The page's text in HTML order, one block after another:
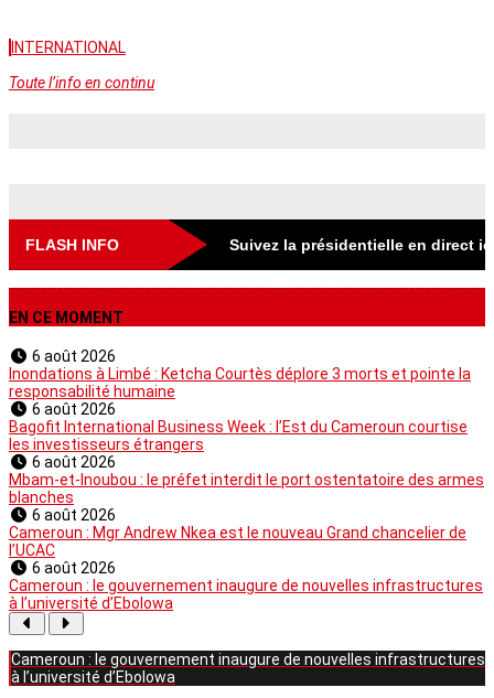
INTERNATIONAL
Toute l’info en continu
FLASH INFO Suivez la présidentielle en direct
EN CE MOMENT
6 août 2026
Inondations à Limbé : Ketcha Courtès déplore 3 morts et pointe la
responsabilité humaine
6 août 2026
Bagofit International Business Week : l’Est du Cameroun courtise
les investisseurs étrangers
6 août 2026
Mbam-et-Inoubou : le préfet interdit le port ostentatoire des armes
blanches
6 août 2026
Cameroun : Mgr Andrew Nkea est le nouveau Grand chancelier de
l’UCAC
6 août 2026
Cameroun : le gouvernement inaugure de nouvelles infrastructures
à l’université d’Ebolowa
Cameroun : le gouvernement inaugure de nouvelles infrastructures
à l’université d’Ebolowa